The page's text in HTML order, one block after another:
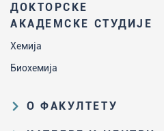
ДОКТОРСКЕ
АКАДЕМСКЕ СТУДИЈЕ
Хемија
Биохемија
О ФАКУЛТЕТУ
Образовна и научна делатност